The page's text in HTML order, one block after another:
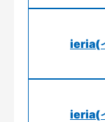
ieria(
ieria(